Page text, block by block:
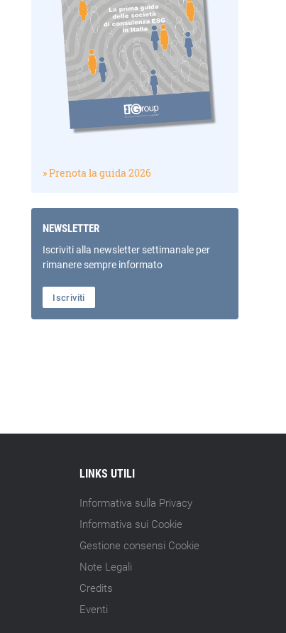
» Prenota la guida 2026
NEWSLETTER
Iscriviti alla newsletter settimanale per
rimanere sempre informato
Iscriviti
LINKS UTILI
Informativa sulla Privacy
Informativa sui Cookie
Gestione consensi Cookie
Note Legali
Credits
Eventi